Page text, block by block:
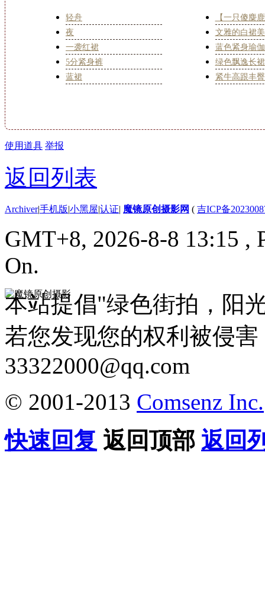
轻舟
夜
一袭红裙
5分紧身裤
蓝裙
【一只傻麋
文雅的白裙
蓝色紧身瑜
绿色飘逸长
紧牛高跟丰
使用道具 举报
返回列表
Archiver|手机版|小黑屋|认证| 魔镜原创摄影网 ( 吉ICP备
GMT+8, 2026-8-8 13:15 ,
On.
本站提倡"绿色街拍，阳
若您发现您的权利被侵
33322000@qq.com
© 2001-2013 Comsenz Inc.
快速回复 返回顶部 返回